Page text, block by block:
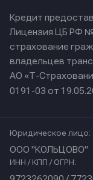
Кредит
Лицензия ЦБ РФ №
страхование
владельцев
АО «Т-
0191-03 от
Юридическое лицо:
ООО "КОЛЬЦОВО"
ИНН / КПП / ОГРН: